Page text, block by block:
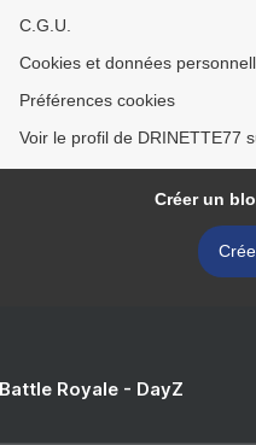
C.G.U.
Cookies et données
Préférences cookies
Voir le profil de DRINETTE77
Créer un
Royale - DayZ